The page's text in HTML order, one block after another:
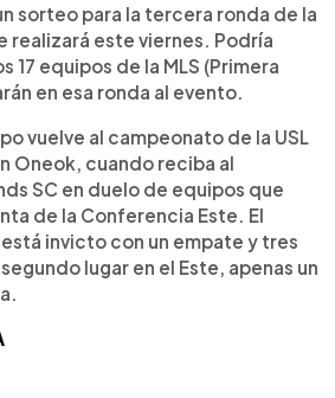
sorteo para la tercera ronda de la
realizará este viernes. Podría
17 equipos de la MLS (Primera
en esa ronda al evento.
vuelve al campeonato de la USL
Oneok, cuando reciba al
SC en duelo de equipos que
de la Conferencia Este. El
invicto con un empate y tres
lugar en el Este, apenas un